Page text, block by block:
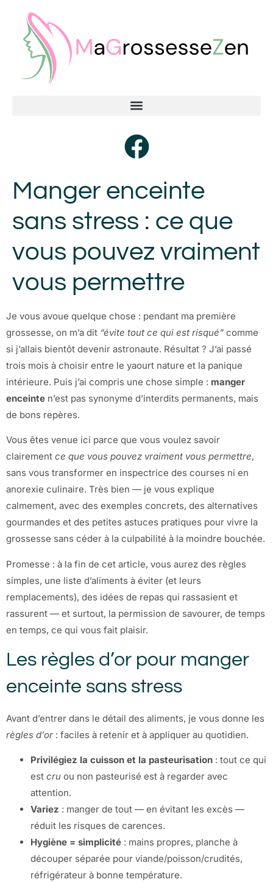
Manger enceinte
sans stress : ce que
vous pouvez vraiment
vous permettre
Je vous avoue quelque chose : pendant ma première
grossesse, on m’a dit “évite tout ce qui est risqué” comme
si j’allais bientôt devenir astronaute. Résultat ? J’ai passé
trois mois à choisir entre le yaourt nature et la panique
intérieure. Puis j’ai compris une chose simple : manger
enceinte n’est pas synonyme d’interdits permanents, mais
de bons repères.
Vous êtes venue ici parce que vous voulez savoir
clairement ce que vous pouvez vraiment vous permettre,
sans vous transformer en inspectrice des courses ni en
anorexie culinaire. Très bien — je vous explique
calmement, avec des exemples concrets, des alternatives
gourmandes et des petites astuces pratiques pour vivre la
grossesse sans céder à la culpabilité à la moindre bouchée.
Promesse : à la fin de cet article, vous aurez des règles
simples, une liste d’aliments à éviter (et leurs
remplacements), des idées de repas qui rassasient et
rassurent — et surtout, la permission de savourer, de temps
en temps, ce qui vous fait plaisir.
Les règles d’or pour manger
enceinte sans stress
Avant d’entrer dans le détail des aliments, je vous donne les
règles d’or : faciles à retenir et à appliquer au quotidien.
Privilégiez la cuisson et la pasteurisation : tout ce qui
est cru ou non pasteurisé est à regarder avec
attention.
Variez : manger de tout — en évitant les excès —
réduit les risques de carences.
Hygiène = simplicité : mains propres, planche à
découper séparée pour viande/poisson/crudités,
réfrigérateur à bonne température.